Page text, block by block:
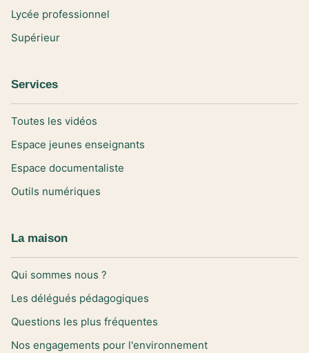
Lycée professionnel
Supérieur
Services
Toutes les vidéos
Espace jeunes enseignants
Espace documentaliste
Outils numériques
La maison
Qui sommes nous ?
Les délégués pédagogiques
Questions les plus fréquentes
Nos engagements pour l'environnement